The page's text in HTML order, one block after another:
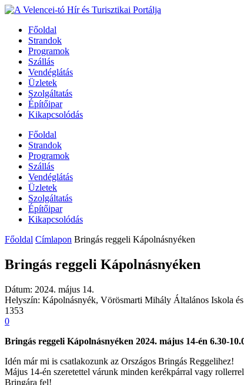
Főoldal
Strandok
Programok
Szállás
Vendéglátás
Üzletek
Szolgáltatás
Építőipar
Kikapcsolódás
Főoldal
Strandok
Programok
Szállás
Vendéglátás
Üzletek
Szolgáltatás
Építőipar
Kikapcsolódás
Főoldal Címlapon Bringás reggeli Kápolnásnyéken
Bringás reggeli Kápolnásnyéken
Dátum: 2024. május 14.
Helyszín: Kápolnásnyék, Vörösmarti Mihály Általános Iskola
1353
0
Bringás reggeli Kápolnásnyéken 2024. május 14-én 6.30-
Idén már mi is csatlakozunk az Országos Bringás Reggelihez!
Május 14-én szeretettel várunk minden kerékpárral vagy
Bringára fel!